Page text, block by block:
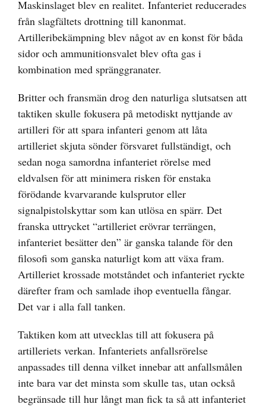
Maskinslaget blev en realitet. Infanteriet reducerades
från slagfältets drottning till kanonmat.
Artilleribekämpning blev något av en konst för båda
sidor och ammunitionsvalet blev ofta gas i
kombination med spränggranater.
Britter och fransmän drog den naturliga slutsatsen att
taktiken skulle fokusera på metodiskt nyttjande av
artilleri för att spara infanteri genom att låta
artilleriet skjuta sönder försvaret fullständigt, och
sedan noga samordna infanteriet rörelse med
eldvalsen för att minimera risken för enstaka
förödande kvarvarande kulsprutor eller
signalpistolskyttar som kan utlösa en spärr. Det
franska uttrycket “artilleriet erövrar terrängen,
infanteriet besätter den” är ganska talande för den
filosofi som ganska naturligt kom att växa fram.
Artilleriet krossade motståndet och infanteriet ryckte
därefter fram och samlade ihop eventuella fångar.
Det var i alla fall tanken.
Taktiken kom att utvecklas till att fokusera på
artilleriets verkan. Infanteriets anfallsrörelse
anpassades till denna vilket innebar att anfallsmålen
inte bara var det minsta som skulle tas, utan också
begränsade till hur långt man fick ta så att infanteriet